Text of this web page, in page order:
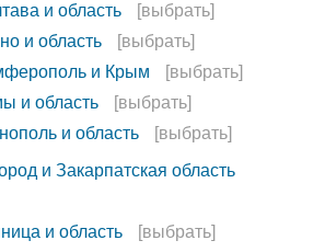
и область
[выбрать]
и область
[выбрать]
и Крым
[выбрать]
и область
[выбрать]
и область
[выбрать]
и Закарпатская область
и область
[выбрать]